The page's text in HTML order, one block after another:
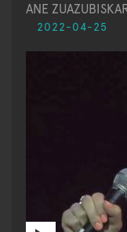
ANE
2022-04-25